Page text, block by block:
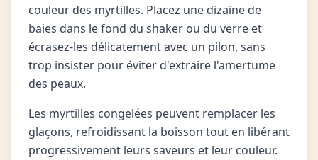
couleur des myrtilles. Placez une dizaine de
baies dans le fond du shaker ou du verre et
écrasez-les délicatement avec un pilon, sans
trop insister pour éviter d'extraire l'amertume
des peaux.
Les myrtilles congelées peuvent remplacer les
glaçons, refroidissant la boisson tout en libérant
progressivement leurs saveurs et leur couleur.